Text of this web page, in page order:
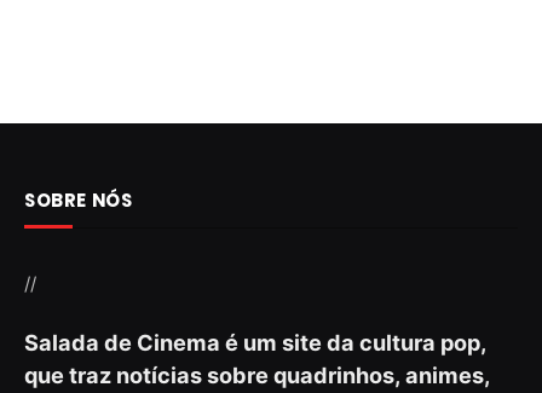
SOBRE NÓS
//
Salada de Cinema é um site da cultura pop,
que traz notícias sobre quadrinhos, animes,